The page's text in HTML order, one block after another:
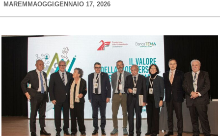
MAREMMAOGGI GENNAIO 17, 2026